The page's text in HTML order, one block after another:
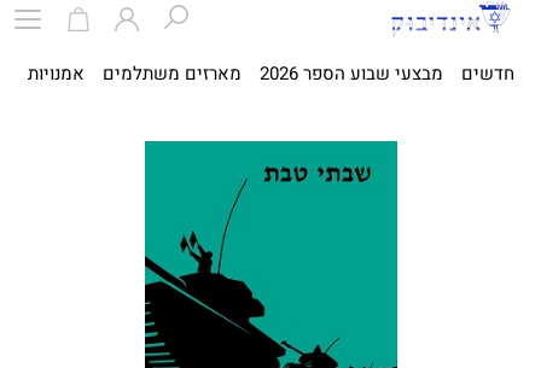
חדשים מבצעי שבוע הספר 2026 מארזים משתלמים אמנויות